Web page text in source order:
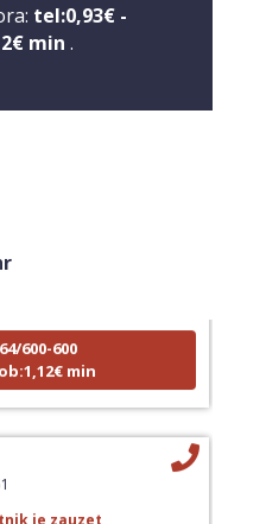
tel:0,93€ -
min .
600-600
min